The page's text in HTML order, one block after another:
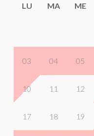
LU MA ME
03 04 05
10 11 12
17 18 19